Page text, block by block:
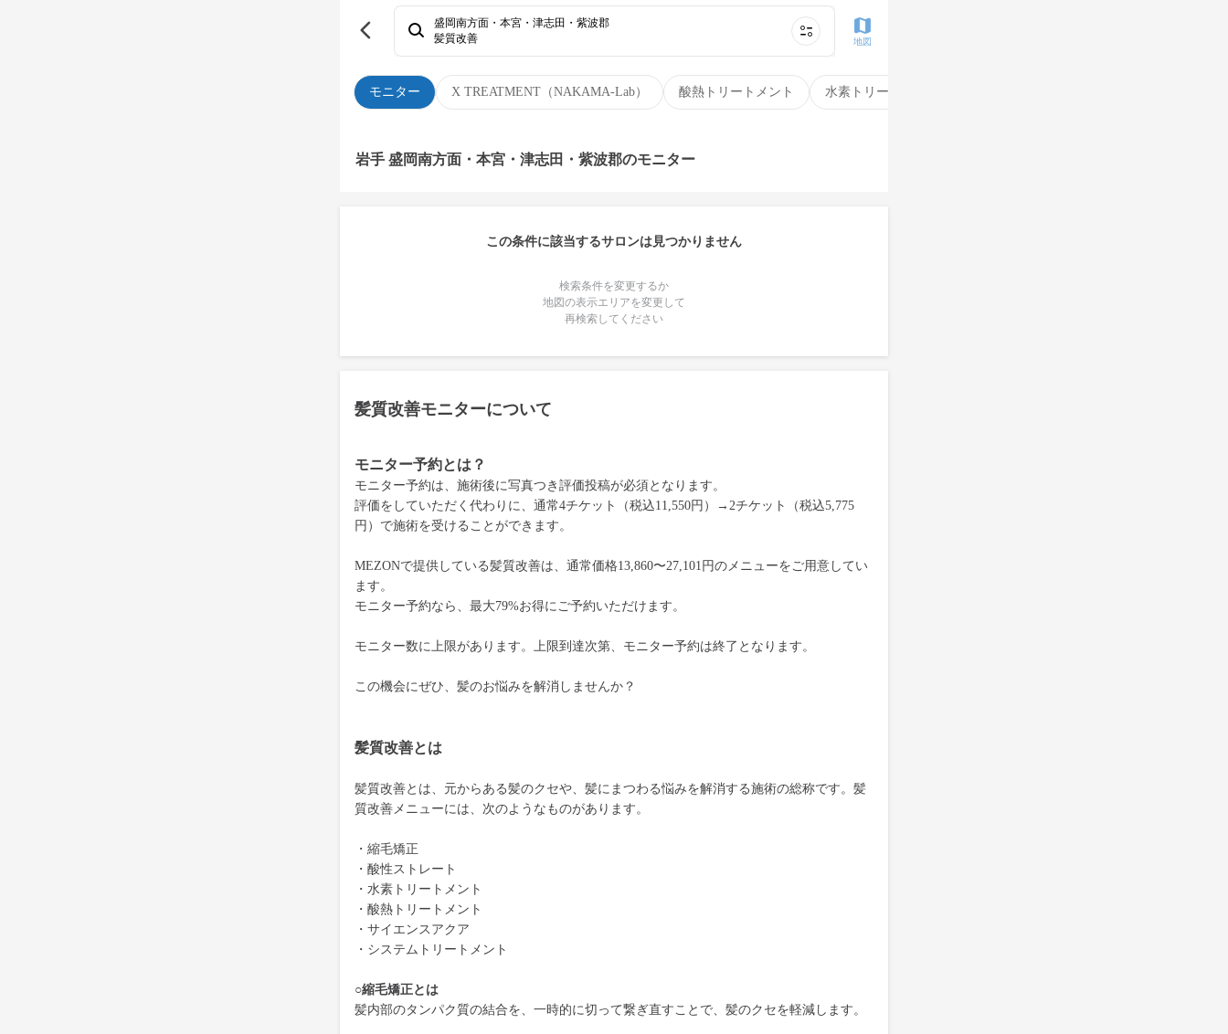
モニター X TREATMENT（NAKAMA-Lab） 酸熱トリートメント 水素トリートメント
盛岡南方面・本宮・津志田・紫波郡
髪質改善
地図
岩手 盛岡南方面・本宮・津志田・紫波郡のモニター
この条件に該当するサロンは見つかりません
検索条件を変更するか
地図の表示エリアを変更して
再検索してください
髪質改善モニターについて
モニター予約とは？
モニター予約は、施術後に写真つき評価投稿が必須となります。
評価をしていただく代わりに、通常4チケット（税込11,550円）→2チケット（税込5,775
円）で施術を受けることができます。
MEZONで提供している髪質改善は、通常価格13,860〜27,101円のメニューをご用意してい
ます。
モニター予約なら、最大79%お得にご予約いただけます。
モニター数に上限があります。上限到達次第、モニター予約は終了となります。
この機会にぜひ、髪のお悩みを解消しませんか？
髪質改善とは
髪質改善とは、元からある髪のクセや、髪にまつわる悩みを解消する施術の総称です。髪
質改善メニューには、次のようなものがあります。
・縮毛矯正
・酸性ストレート
・水素トリートメント
・酸熱トリートメント
・サイエンスアクア
・システムトリートメント
○縮毛矯正とは
髪内部のタンパク質の結合を、一時的に切って繋ぎ直すことで、髪のクセを軽減します。